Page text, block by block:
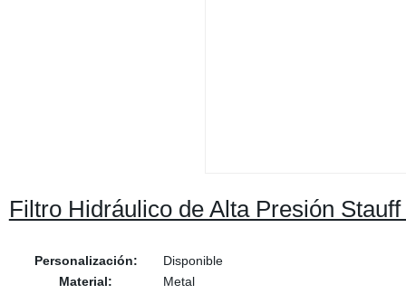
Filtro Hidráulico de Alta Presión
Personalización:
Disponible
Material:
Metal